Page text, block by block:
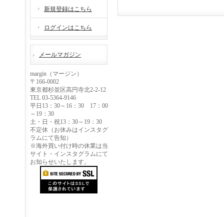
新規登録はこちら
ログインはこちら
メールマガジン
margin（マージン）
〒166-0002
東京都杉並区高円寺北2-2-12
TEL 03-5364-9146
平日13：30～16：30 17：00
～19：30
土・日・祝13：30～19：30
不定休（お休みはインスタグ
ラムにて告知）
※海外買い付け時の休業は当
サイト・インスタグラムにて
お知らせいたします。